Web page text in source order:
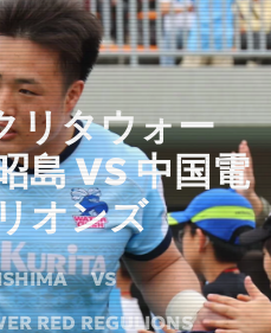
タウォー
島 VS 中国電
オンズ
VS
RED REGULIONS